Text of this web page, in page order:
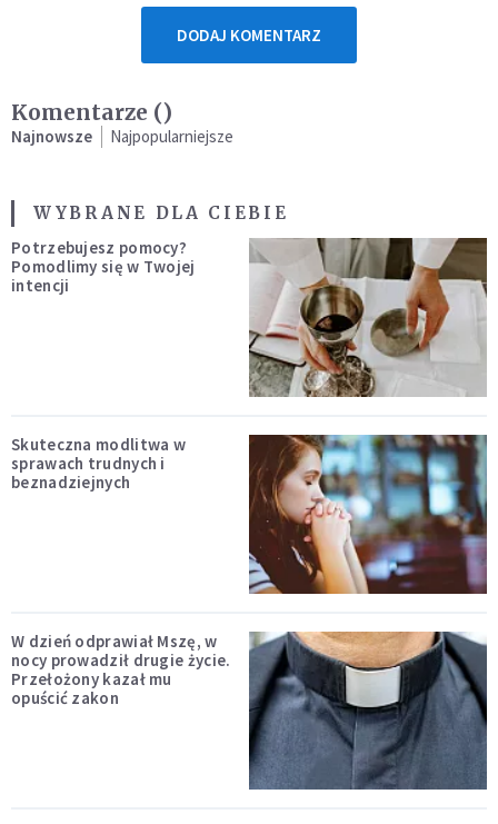
DODAJ KOMENTARZ
Komentarze ()
Najnowsze Najpopularniejsze
WYBRANE DLA CIEBIE
Potrzebujesz pomocy?
Pomodlimy się w Twojej
intencji
Skuteczna modlitwa w
sprawach trudnych i
beznadziejnych
W dzień odprawiał Mszę, w
nocy prowadził drugie życie.
Przełożony kazał mu
opuścić zakon